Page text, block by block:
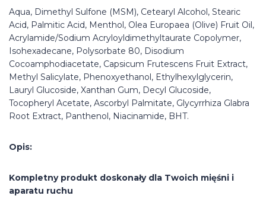
Aqua, Dimethyl Sulfone (MSM), Cetearyl Alcohol, Stearic
Acid, Palmitic Acid, Menthol, Olea Europaea (Olive) Fruit Oil,
Acrylamide/Sodium Acryloyldimethyltaurate Copolymer,
Isohexadecane, Polysorbate 80, Disodium
Cocoamphodiacetate, Capsicum Frutescens Fruit Extract,
Methyl Salicylate, Phenoxyethanol, Ethylhexylglycerin,
Lauryl Glucoside, Xanthan Gum, Decyl Glucoside,
Tocopheryl Acetate, Ascorbyl Palmitate, Glycyrrhiza Glabra
Root Extract, Panthenol, Niacinamide, BHT.
Opis:
Kompletny produkt doskonały dla Twoich mięśni i
aparatu ruchu